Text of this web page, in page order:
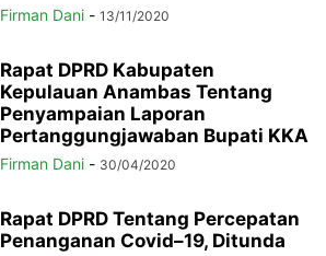
Firman Dani - 13/11/2020
Rapat DPRD Kabupaten
Kepulauan Anambas Tentang
Penyampaian Laporan
Pertanggungjawaban Bupati KKA
Firman Dani - 30/04/2020
Rapat DPRD Tentang Percepatan
Penanganan Covid–19, Ditunda